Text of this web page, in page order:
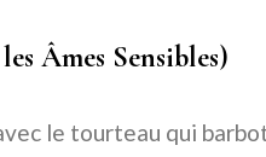
Âmes Sensibles)
le tourteau qui